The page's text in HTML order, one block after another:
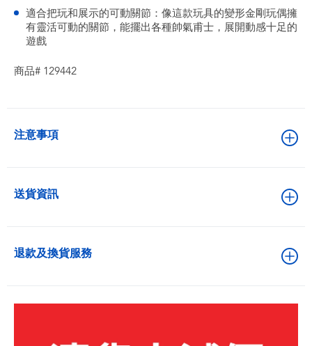
適合把玩和展示的可動關節：像這款玩具的變形金剛玩偶擁
有靈活可動的關節，能擺出各種帥氣甫士，展開動感十足的
遊戲
商品# 129442
注意事項
送貨資訊
退款及換貨服務